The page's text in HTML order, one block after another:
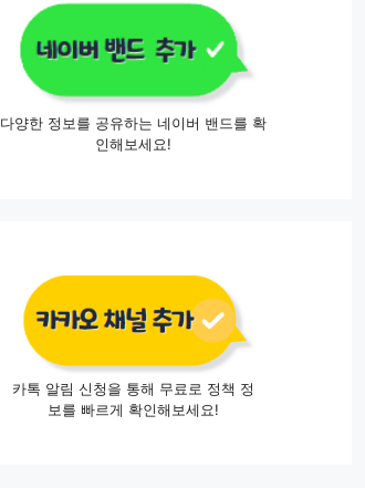
다양한 정보를 공유하는 네이버 밴드를 확
인해보세요!
카톡 알림 신청을 통해 무료로 정책 정
보를 빠르게 확인해보세요!